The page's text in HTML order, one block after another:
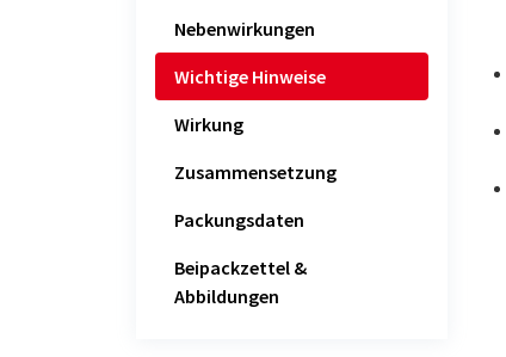
Nebenwirkungen
Wichtige Hinweise
Wirkung
Zusammensetzung
Packungsdaten
Beipackzettel &
Abbildungen